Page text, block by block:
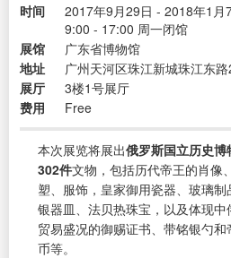
时间
2017年9月29日 - 2018年1月
9:00 - 17:00 周一闭馆
展馆
广东省博物馆
地址
广州天河区珠江新城珠江东路
展厅
3楼1号展厅
费用
Free
本次展览将展出俄罗斯国立历史博
302件文物，包括历代帝王的肖像
塑、服饰，皇家御用瓷器、玻璃制
银器皿、法贝热珠宝，以及体现中
贸易盛况的御赐证书、带铭银勺和
币等。